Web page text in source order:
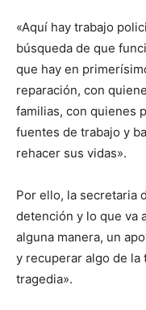
«Aquí hay trabajo
búsqueda de que
que hay en
reparación, con
familias, con quienes
fuentes de trabajo y
rehacer sus vidas».
Por ello, la secretaria
detención y lo que va
alguna manera, un
y recuperar algo de la
tragedia».